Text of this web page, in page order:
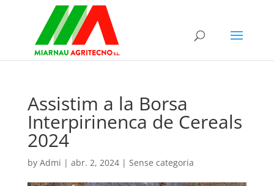
Assistim a la Borsa
Interpirinenca de Cereals
2024
by Admi | abr. 2, 2024| Sense categoria